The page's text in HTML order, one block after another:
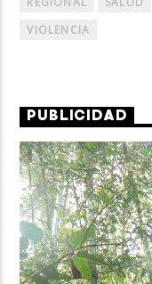
VIOLENCIA
PUBLICIDAD